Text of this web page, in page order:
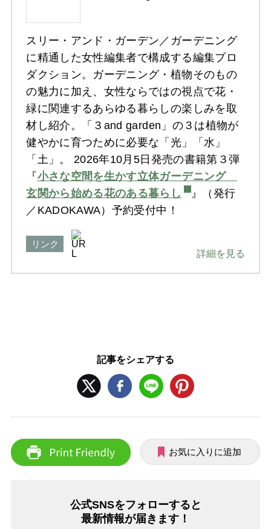
スリー・アンド・ガーデン／ガーデニング
に精通した女性編集者で構成する編集プロ
ダクション。ガーデニング・植物そのもの
の魅力に加え、女性ならではの視点で花・
緑に関連するあらゆる暮らしの楽しみを取
材し紹介。「３and garden」の３は植物が
健やかに育つために必要な「光」「水」
「土」。 2026年10月5日発売の書籍第３弾
『小さな空間を生かす立体ガーデニング
玄関から始める花のある暮らし
』（発行
／KADOKAWA）予約受付中！
リンク
詳細を見る
記事をシェアする
お気に入りに追加
公式SNSをフォローすると
最新情報が届きます！